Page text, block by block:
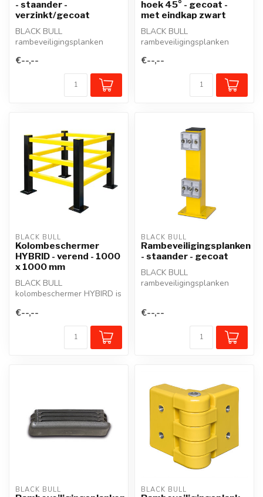
- staander -
verzinkt/gecoat
BLACK BULL
rambeveiligingsplanken
staanders, werkposten,
€--,--
hoek 45° - gecoat -
met eindkap zwart
BLACK BULL
rambeveiligingsplanken
staanders, werkposten,
€--,--
BLACK BULL
Kolombeschermer
HYBRID - verend - 1000
x 1000 mm
BLACK BULL
kolombeschermer HYBIRD is
kolommen te beschermen...
€--,--
BLACK BULL
Rambeveiligingsplanken
- staander - gecoat
BLACK BULL
rambeveiligingsplanken
mure...
€--,--
BLACK BULL BLACK BULL